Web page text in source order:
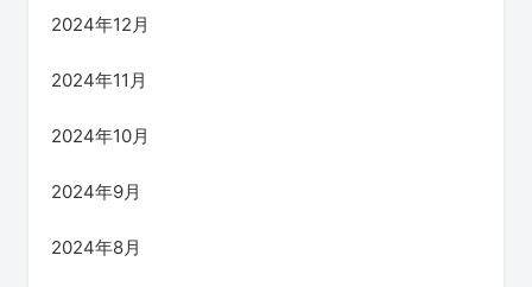
2024年12月
2024年11月
2024年10月
2024年9月
2024年8月